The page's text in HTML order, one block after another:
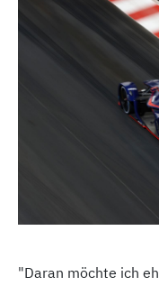
"Daran möchte ich